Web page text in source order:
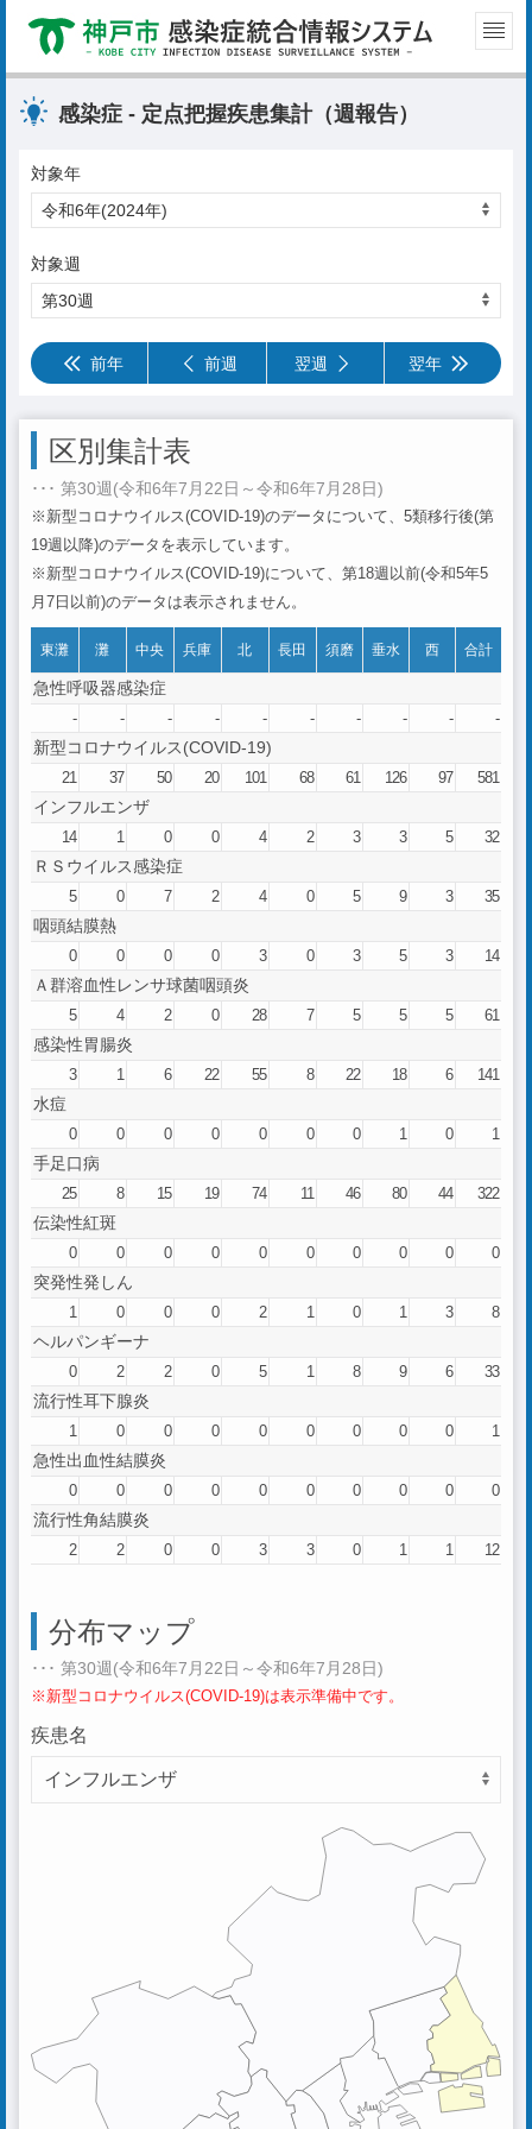
感染症 - 定点把握疾患集計（週報告）
対象年
対象週
前年 前週 翌週 翌年
区別集計表
･･･ 第30週(令和6年7月22日～令和6年7月28日)
※新型コロナウイルス(COVID-19)のデータについて、5類移行後(第
19週以降)のデータを表示しています。
※新型コロナウイルス(COVID-19)について、第18週以前(令和5年5
月7日以前)のデータは表示されません。
東灘 灘 中央 兵庫 北 長田 須磨 垂水 西 合計
急性呼吸器感染症
- - - - - - - - - -
新型コロナウイルス(COVID-19)
21 37 50 20 101 68 61 126 97 581
インフルエンザ
14 1 0 0 4 2 3 3 5 32
ＲＳウイルス感染症
5 0 7 2 4 0 5 9 3 35
咽頭結膜熱
0 0 0 0 3 0 3 5 3 14
Ａ群溶血性レンサ球菌咽頭炎
5 4 2 0 28 7 5 5 5 61
感染性胃腸炎
3 1 6 22 55 8 22 18 6 141
水痘
0 0 0 0 0 0 0 1 0 1
手足口病
25 8 15 19 74 11 46 80 44 322
伝染性紅斑
0 0 0 0 0 0 0 0 0 0
突発性発しん
1 0 0 0 2 1 0 1 3 8
ヘルパンギーナ
0 2 2 0 5 1 8 9 6 33
流行性耳下腺炎
1 0 0 0 0 0 0 0 0 1
急性出血性結膜炎
0 0 0 0 0 0 0 0 0 0
流行性角結膜炎
2 2 0 0 3 3 0 1 1 12
分布マップ
･･･ 第30週(令和6年7月22日～令和6年7月28日)
※新型コロナウイルス(COVID-19)は表示準備中です。
疾患名